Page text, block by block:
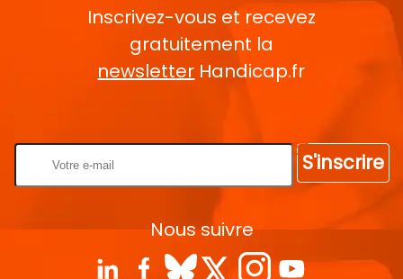
Inscrivez-vous et recevez
gratuitement la
newsletter Handicap.fr
S'inscrire
Nous suivre